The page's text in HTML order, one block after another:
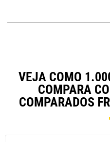
VEJA COMO
COMPARA
COMPARADOS